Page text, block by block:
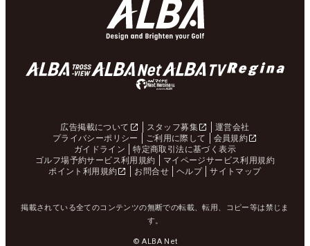
広告掲載について スタッフ募集
運営会社
プライバシーポリシー
ご利用に際して
会員規約
ガイドライン
特定商取引法に基づく表示
ゴルフ場予約サービス利用規約
マイページサービス利用規約
ポイント利用規約
お問合せ ヘルプ サイトマップ
掲載されている全てのコンテンツの無断での転載、転用、コピー等は禁じま
す。
© ALBA Net